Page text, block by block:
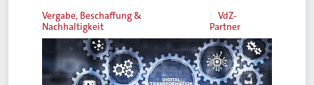
Vergabe, Beschaffung &
Nachhaltigkeit
VdZ-
Partner